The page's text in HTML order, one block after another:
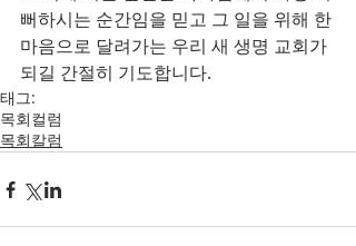
뻐하시는 순간임을 믿고 그 일을 위해 한
마음으로 달려가는 우리 새 생명 교회가
되길 간절히 기도합니다.
태그:
목회컬럼
목회칼럼